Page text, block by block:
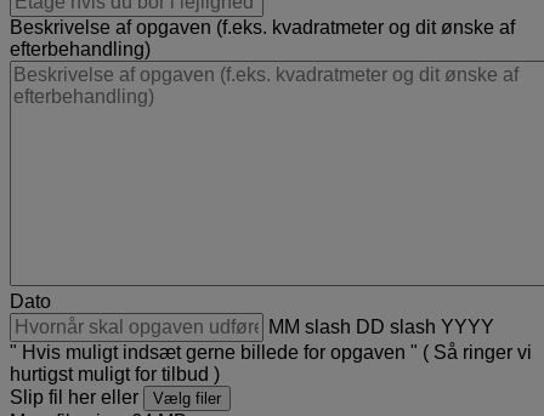
Beskrivelse af opgaven (f.eks. kvadratmeter og dit ønske af
efterbehandling)
Dato
MM slash DD slash YYYY
" Hvis muligt indsæt gerne billede for opgaven " ( Så ringer vi
hurtigst muligt for tilbud )
Slip fil her eller
Vælg filer